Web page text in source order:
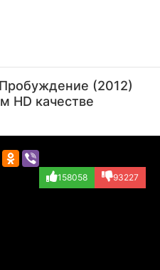
(Lycan Creature...)(2012)
HD качестве
158058 93227